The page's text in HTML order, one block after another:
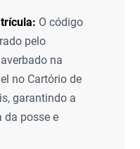
O código
pelo
na
no Cartório de
garantindo a
da posse e